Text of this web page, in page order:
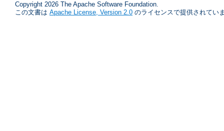
Copyright 2026 The Apache Software Foundation.
この文書は Apache License, Version 2.0 のライセンスで提供されてい